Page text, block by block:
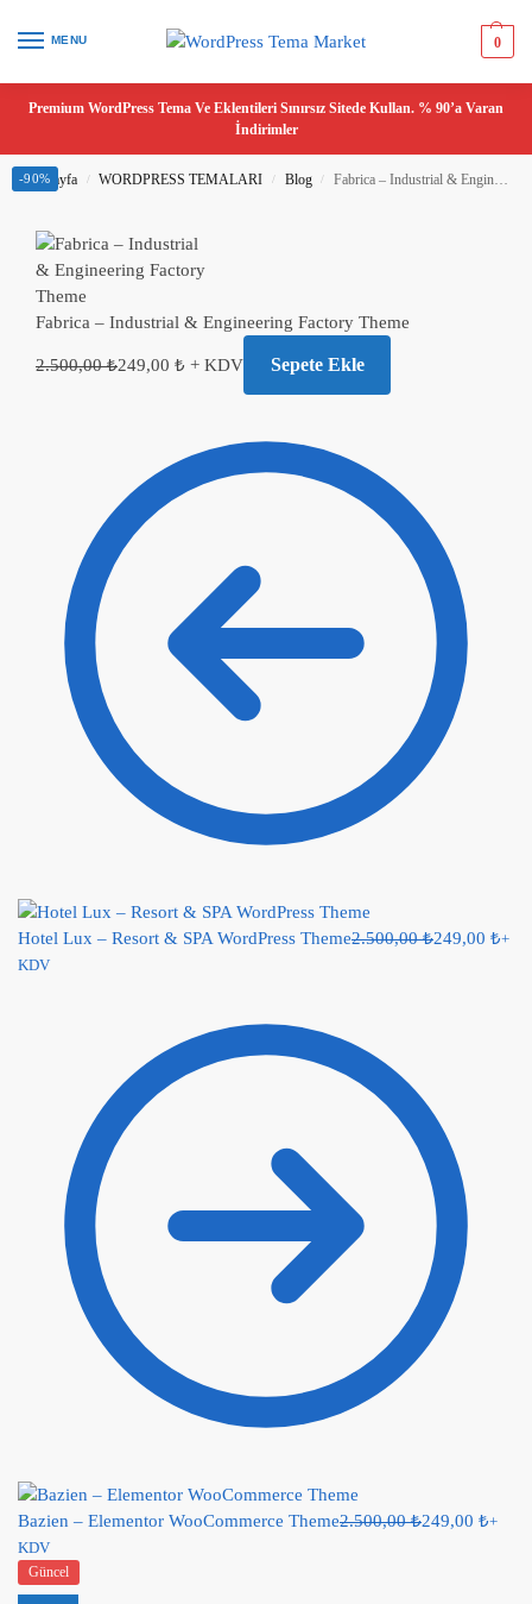
MENU 0
Premium WordPress Tema Ve Eklentileri Sınırsız Sitede Kullan. % 90’a Varan
İndirimler
Ana Sayfa / WORDPRESS TEMALARI / Blog / Fabrica – Industrial & Engineering Factory Theme
Fabrica – Industrial & Engineering Factory Theme
2.500,00₺249,00 ₺ + KDV Sepete Ekle
Hotel Lux – Resort & SPA WordPress Theme2.500,00₺249,00 ₺+
KDV
Bazien – Elementor WooCommerce Theme2.500,00₺249,00 ₺+
KDV
Güncel
-90%